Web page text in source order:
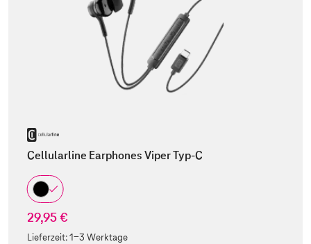
Cellularline Earphones Viper Typ-C
29,95 €
Lieferzeit:1-3 Werktage